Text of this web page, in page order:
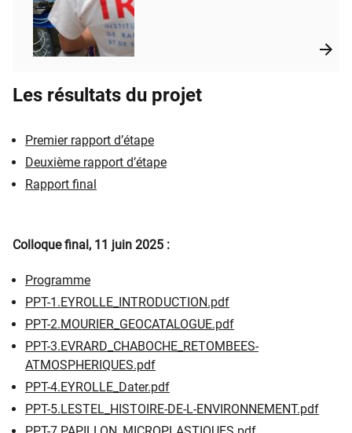
associées) dans les bassins versants
constituent l'exutoire, que ce soit en
Les résultats du projet
Premier rapport d’étape
Deuxième rapport d’étape
Rapport final
Colloque final, 11 juin 2025 :
Programme
PPT-1.EYROLLE_INTRODUCTION.pdf
PPT-2.MOURIER_GEOCATALOGUE.pdf
PPT-3.EVRARD_CHABOCHE_RETOMBEES-
ATMOSPHERIQUES.pdf
PPT-4.EYROLLE_Dater.pdf
PPT-5.LESTEL_HISTOIRE-DE-L-ENVIRONNEMENT.pdf